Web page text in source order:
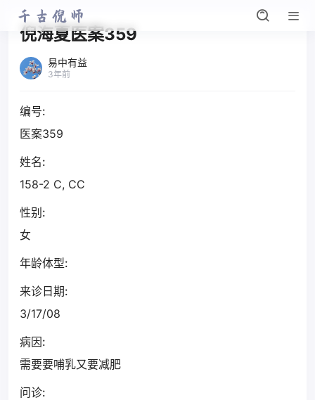
倪海夏医案359
易中有益
3年前
编号:
医案359
姓名:
158-2 C, CC
性别:
女
年龄体型:
来诊日期:
3/17/08
病因:
需要要哺乳又要减肥
问诊: